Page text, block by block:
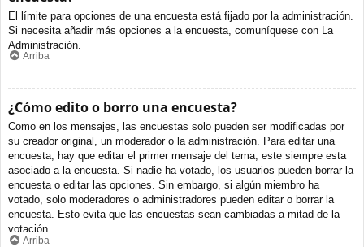
El límite para opciones de una encuesta está fijado por la administración.
Si necesita añadir más opciones a la encuesta, comuníquese con La
Administración.
Arriba
¿Cómo edito o borro una encuesta?
Como en los mensajes, las encuestas solo pueden ser modificadas por
su creador original, un moderador o la administración. Para editar una
encuesta, hay que editar el primer mensaje del tema; este siempre esta
asociado a la encuesta. Si nadie ha votado, los usuarios pueden borrar la
encuesta o editar las opciones. Sin embargo, si algún miembro ha
votado, solo moderadores o administradores pueden editar o borrar la
encuesta. Esto evita que las encuestas sean cambiadas a mitad de la
votación.
Arriba